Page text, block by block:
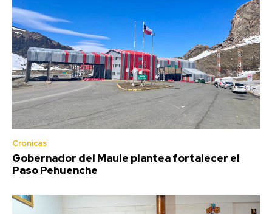
Crónicas
Gobernador del Maule plantea fortalecer el
Paso Pehuenche